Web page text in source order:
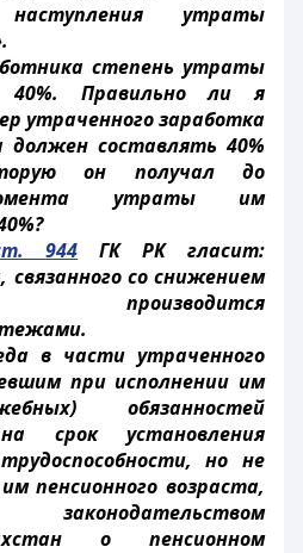
утраты
степень утраты
40%. Правильно ли я
утраченного заработка
должен составлять 40%
он получал до
утраты им
944 ГК РК гласит:
связанного со снижением
производится
в части утраченного
при исполнении им
обязанностей
срок установления
но не
пенсионного возраста,
законодательством
о пенсионном